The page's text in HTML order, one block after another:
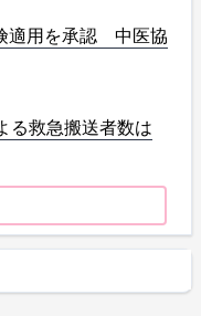
適用を承認 中医協
る救急搬送者数は